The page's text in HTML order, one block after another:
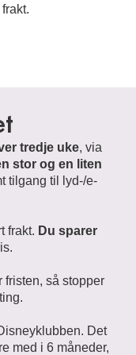
tredje uke, via
stor og en liten
tilgang til lyd-/e-
frakt. Du sparer
fristen, så stopper
Det
med i 6 måneder,